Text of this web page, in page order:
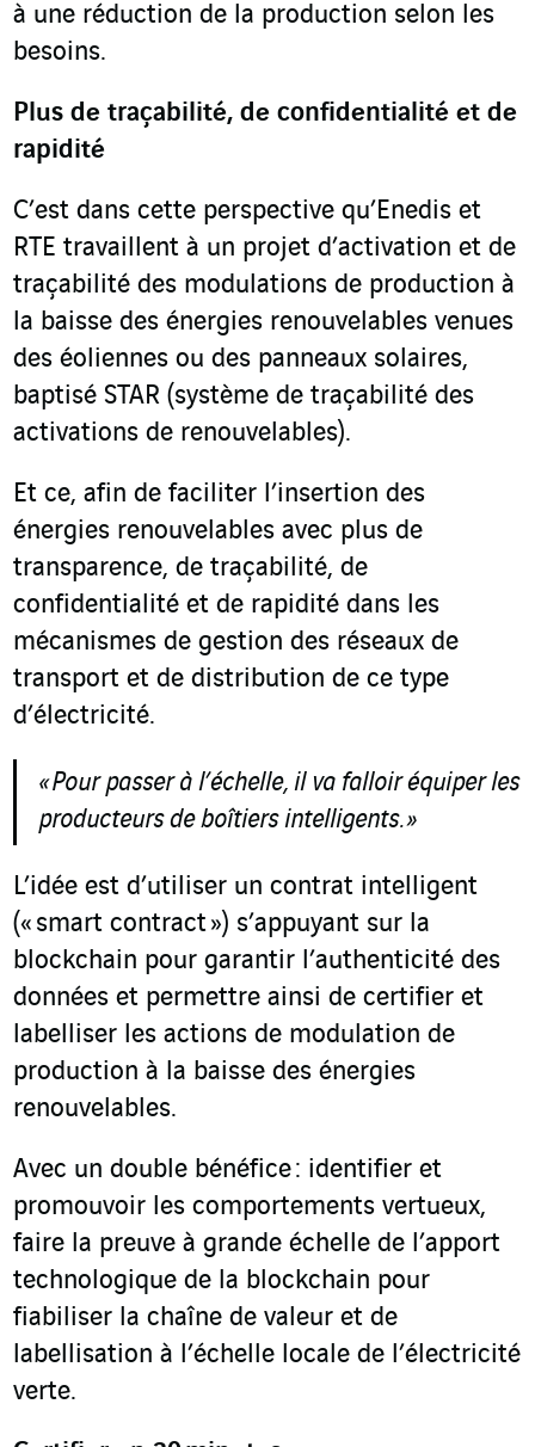
à une réduction de la production selon les
besoins.
Plus de traçabilité, de confidentialité et de
rapidité
C’est dans cette perspective qu’Enedis et
RTE travaillent à un projet d’activation et de
traçabilité des modulations de production à
la baisse des énergies renouvelables venues
des éoliennes ou des panneaux solaires,
baptisé STAR (système de traçabilité des
activations de renouvelables).
Et ce, afin de faciliter l’insertion des
énergies renouvelables avec plus de
transparence, de traçabilité, de
confidentialité et de rapidité dans les
mécanismes de gestion des réseaux de
transport et de distribution de ce type
d’électricité.
« Pour passer à l’échelle, il va falloir équiper les
producteurs de boîtiers intelligents. »
L’idée est d’utiliser un contrat intelligent
(« smart contract ») s’appuyant sur la
blockchain pour garantir l’authenticité des
données et permettre ainsi de certifier et
labelliser les actions de modulation de
production à la baisse des énergies
renouvelables.
Avec un double bénéfice : identifier et
promouvoir les comportements vertueux,
faire la preuve à grande échelle de l’apport
technologique de la blockchain pour
fiabiliser la chaîne de valeur et de
labellisation à l’échelle locale de l’électricité
verte.